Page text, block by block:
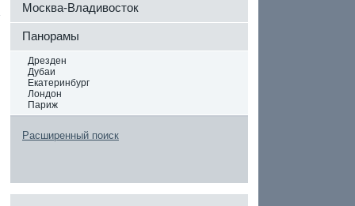
Москва-Владивосток
Панорамы
Дрезден
Дубаи
Екатеринбург
Лондон
Париж
Расширенный поиск